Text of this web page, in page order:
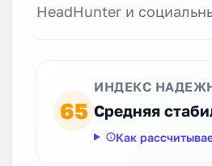
HeadHunter и
65
ИНДЕКС
Средняя
Как